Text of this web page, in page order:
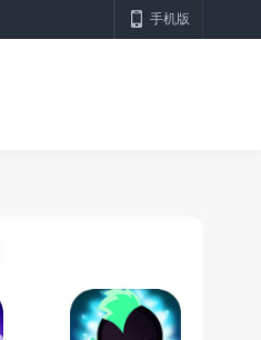
手机版